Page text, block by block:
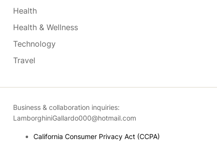
Health
Health & Wellness
Technology
Travel
Business & collaboration inquiries:
LamborghiniGallardo000@hotmail.com
California Consumer Privacy Act (CCPA)